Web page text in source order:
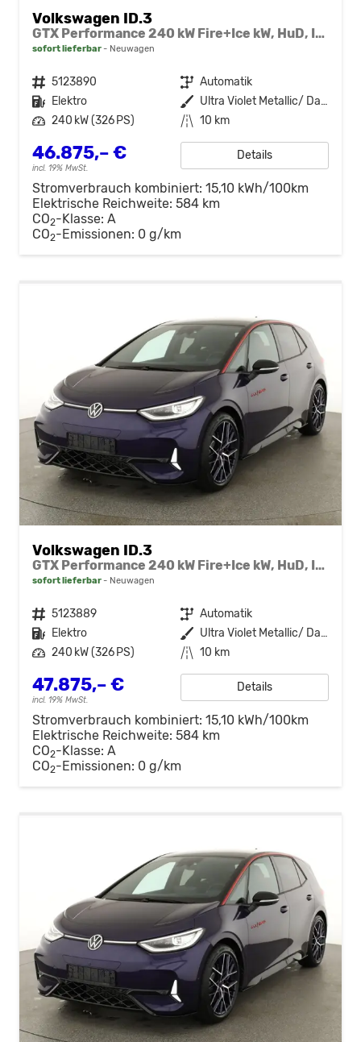
Volkswagen ID.3
GTX Performance 240 kW Fire+Ice kW, HuD, IQ.Light, H&K, Wärmepumpe, 20-Zoll, 4 J.-Garantie
sofort lieferbar Neuwagen
Fahrzeugnr. 5123890 Getriebe Automatik
Kraftstoff Elektro Außenfarbe
Ultra Violet Metallic/ Dach Schwarz
Leistung 240 kW (326 PS) Kilometerstand 10 km
46.875,– €
incl. 19% MwSt.
Details
Stromverbrauch kombiniert: 15,10 kWh/100km
Elektrische Reichweite: 584 km
CO2-Klasse: A
CO2-Emissionen: 0 g/km
Volkswagen ID.3
GTX Performance 240 kW Fire+Ice kW, HuD, IQ.Drive, IQ.Light, H&K, Wärmepumpe, 20-Zoll, 3 J.-Garantie
sofort lieferbar Neuwagen
Fahrzeugnr. 5123889 Getriebe Automatik
Kraftstoff Elektro Außenfarbe
Ultra Violet Metallic/ Dach Schwarz
Leistung 240 kW (326 PS) Kilometerstand 10 km
47.875,– €
incl. 19% MwSt.
Details
Stromverbrauch kombiniert: 15,10 kWh/100km
Elektrische Reichweite: 584 km
CO2-Klasse: A
CO2-Emissionen: 0 g/km